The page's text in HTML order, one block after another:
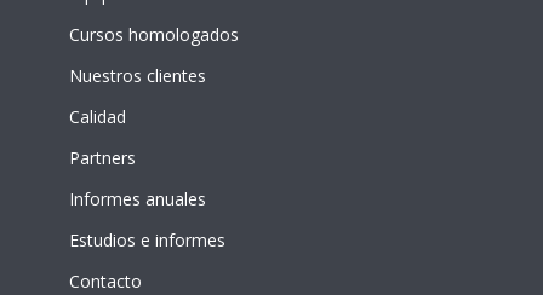
Cursos homologados
Nuestros clientes
Calidad
Partners
Informes anuales
Estudios e informes
Contacto